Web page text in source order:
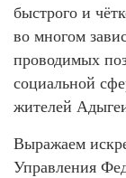
быстрого и
во многом
проводимых
социальной
жителей
Выражаем
Управления